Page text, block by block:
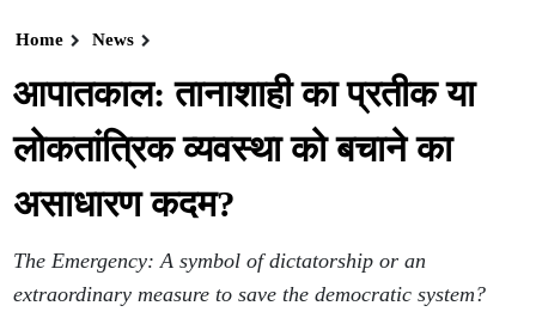
Home News
आपातकाल: तानाशाही का प्रतीक या
लोकतांत्रिक व्यवस्था को बचाने का
असाधारण कदम?
The Emergency: A symbol of dictatorship or an
extraordinary measure to save the democratic system?